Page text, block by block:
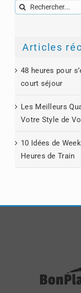
Rechercher:
Articles
48 heures pour
court séjour
Les Meilleurs
Votre Style de
10 Idées de
Heures de Train